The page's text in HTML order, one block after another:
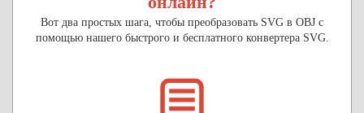
Вот два простых шага, чтобы преобразовать SVG в OBJ с
помощью нашего быстрого и бесплатного конвертера SVG.